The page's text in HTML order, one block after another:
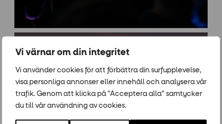
Vi värnar om din integritet
Vi använder cookies för att förbättra din surfupplevelse,
visa personliga annonser eller innehåll och analysera vår
trafik. Genom att klicka på "Acceptera alla" samtycker
du till vår användning av cookies.